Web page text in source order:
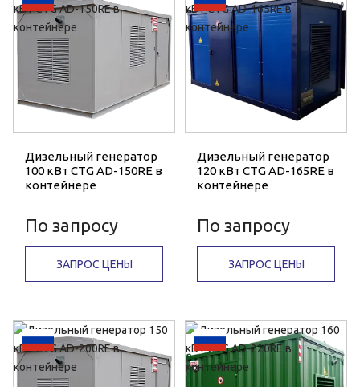
Дизельный генератор
100 кВт CTG AD-150RE в
контейнере
По запросу
ЗАПРОС ЦЕНЫ
Дизельный генератор
120 кВт CTG AD-165RE в
контейнере
По запросу
ЗАПРОС ЦЕНЫ